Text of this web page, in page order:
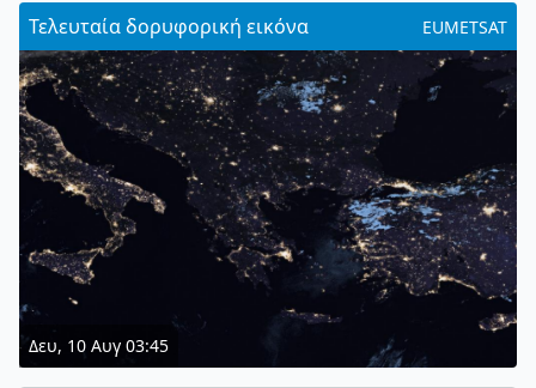
Τελευταία δορυφορική εικόνα EUMETSAT
Δευ, 10 Αυγ 03:45